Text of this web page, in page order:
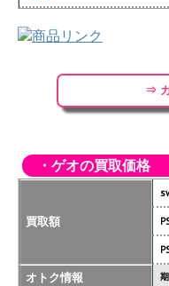
⇒
・ゲオの買取価格
買取額
オトク情報